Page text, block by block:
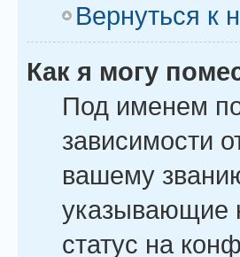
Вернуться к
Как я могу
Под именем
зависимости
вашему
указывающие
статус на